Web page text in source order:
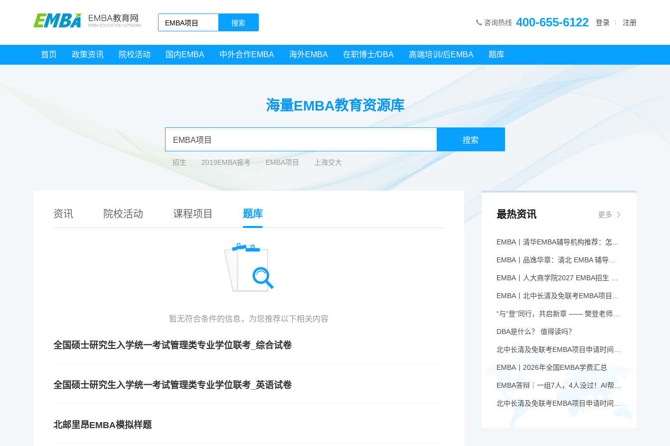
咨询热线 400-655-6122 登录 注册
首页 政策资讯 院校活动 国内EMBA 中外合作EMBA 海外EMBA 在职博士/DBA 高端培训/后EMBA 题库
海量EMBA教育资源库
招生 2019EMBA报考 EMBA项目 上海交大
资讯 院校活动 课程项目 题库
暂无符合条件的信息，为您推荐以下相关内容
全国硕士研究生入学统一考试管理类专业学位联考_综合试卷
全国硕士研究生入学统一考试管理类专业学位联考_英语试卷
北邮里昂EMBA模拟样题
最热资讯 更多
EMBA丨品逸华章：清北 EMBA 辅导的学院派实力全景
“与“登”同行，共启新章 —— 樊登老师与品逸华章团队新年聚会
DBA是什么？ 值得读吗？
EMBA丨2026年全国EMBA学费汇总